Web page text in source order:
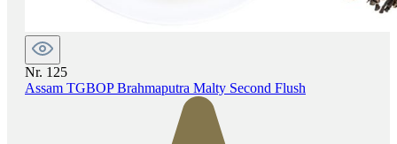
Nr. 125
Assam TGBOP Brahmaputra Malty Second Flush